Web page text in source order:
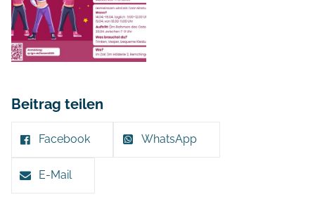
Beitrag teilen
Facebook WhatsApp
E-Mail